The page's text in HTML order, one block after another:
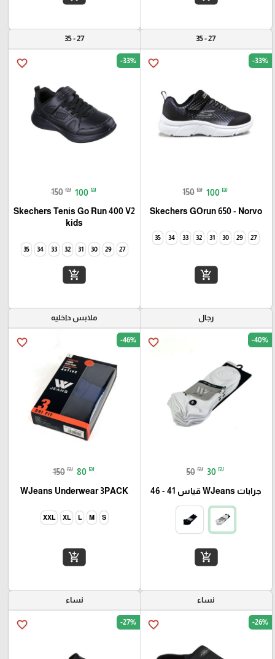
27 - 35
favorite_border -33%
150 ₪ 100 ₪
Skechers GOrun 650 - Norvo
27
29
30
31
32
33
34
35
add_shopping_cart
27 - 35
favorite_border -33%
150 ₪ 100 ₪
Skechers Tenis Go Run 400 V2
kids
27
29
30
31
32
33
34
35
add_shopping_cart
رجال
favorite_border -40%
50 ₪ 30 ₪
جرابات WJeans قياس 41 - 46
add_shopping_cart
ملابس داخليه
favorite_border -46%
150 ₪ 80 ₪
WJeans Underwear 3PACK
S
M
L
XL
XXL
add_shopping_cart
نساء
favorite_border -26%
نساء
favorite_border -27%